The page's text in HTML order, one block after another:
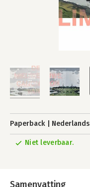
Paperback Nederlands
Niet leverbaar.
Samenvatting